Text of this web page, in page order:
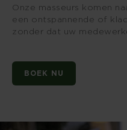
Onze masseurs komen
een ontspannende of
zonder dat uw
BOEK NU